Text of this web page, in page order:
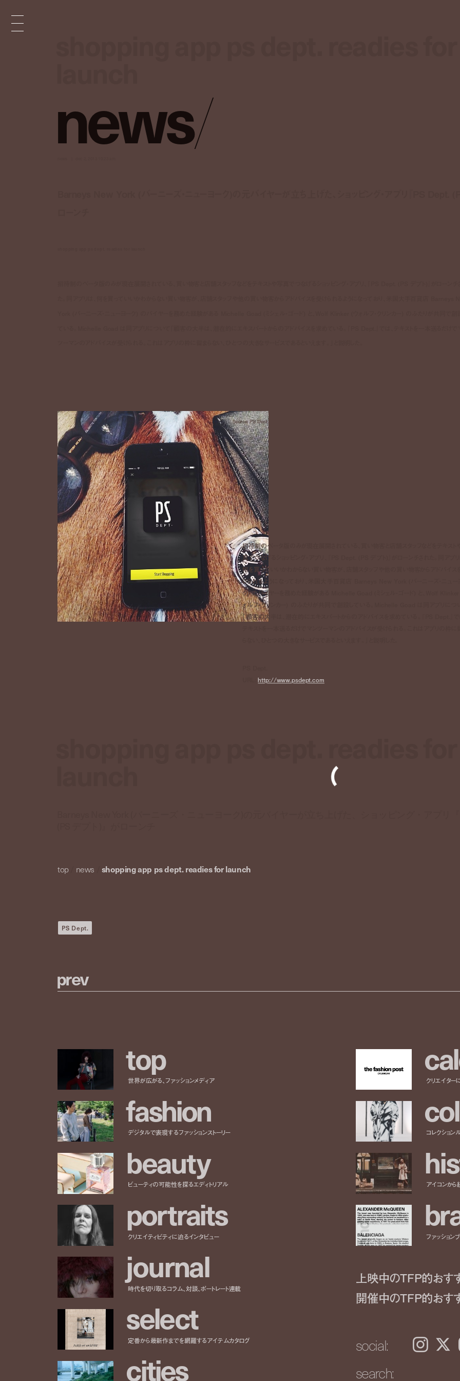
news/
Source: PS Dept.
招待制のベータ版のみが現在展開されている、買い物客と店舗スタッフなどをテキストや
真でつなげるショッピング・アプリ、『PS Dept. (PS デプト)』がローンチされた。同アプリ
何を買っていいかわからない買い物客が、店舗スタッフや他の買い物客からアドバイスを
けられるようになっており、米国大手百貨店 Barneys New York (バーニーズ・ニューヨ
ク) のバイヤーを務めた経験がある Michelle Goad (ミシェル・ゴード) と、Wolf Klinker (
ォルフ・クリンカー) のふたりが共同で創設している。Michelle Goad は同アプリについ
「顧客の大半は、潜在的にエキスパートからのアドバイスを求めている。『PS Dept.』では
URL:http://www.psdept.com
top/ news shopping app ps dept. readies for launch
PS Dept.
prev
top
世界が広がる、ファッションメディア
fashion
デジタルで表現するファッションストーリー
beauty
ビューティの可能性を探るエディトリアル
portraits
クリエイティビティに迫るインタビュー
journal
時代を切り取るコラム、対談、ポートレート連載
select
定番から最新作までを網羅するアイテムカタログ
cities
cal
クリエイター
col
コレクション
his
アイコンから
br
ファッション
上映中のTFP的おす
開催中のTFP的おす
social: Instagram 𝕏
search: